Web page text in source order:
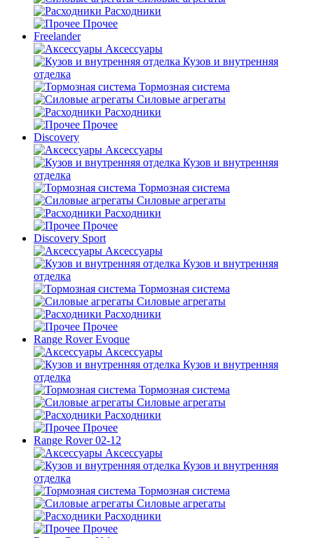
Расходники
Прочее
Freelander
Аксессуары
Кузов и внутренняя
отделка
Тормозная система
Силовые агрегаты
Расходники
Прочее
Discovery
Аксессуары
Кузов и внутренняя
отделка
Тормозная система
Силовые агрегаты
Расходники
Прочее
Discovery Sport
Аксессуары
Кузов и внутренняя
отделка
Тормозная система
Силовые агрегаты
Расходники
Прочее
Range Rover Evoque
Аксессуары
Кузов и внутренняя
отделка
Тормозная система
Силовые агрегаты
Расходники
Прочее
Range Rover 02-12
Аксессуары
Кузов и внутренняя
отделка
Тормозная система
Силовые агрегаты
Расходники
Прочее